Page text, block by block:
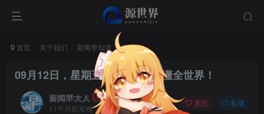
首页 关于我们 新闻早知道 正文
09月12日，星期五, 每天60秒读懂全世界！
新闻早大人
11个月前发布
关注 私信